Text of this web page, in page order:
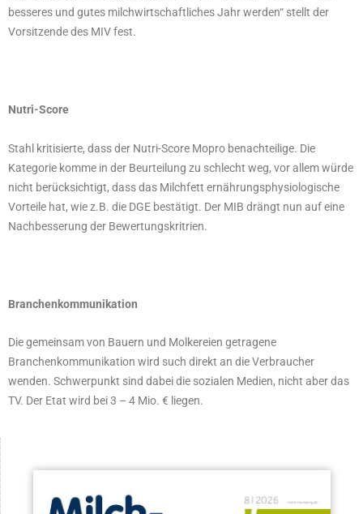
besseres und gutes milchwirtschaftliches Jahr werden“ stellt der
Vorsitzende des MIV fest.
Nutri-Score
Stahl kritisierte, dass der Nutri-Score Mopro benachteilige. Die
Kategorie komme in der Beurteilung zu schlecht weg, vor allem würde
nicht berücksichtigt, dass das Milchfett ernährungsphysiologische
Vorteile hat, wie z.B. die DGE bestätigt. Der MIB drängt nun auf eine
Nachbesserung der Bewertungskritrien.
Branchenkommunikation
Die gemeinsam von Bauern und Molkereien getragene
Branchenkommunikation wird such direkt an die Verbraucher
wenden. Schwerpunkt sind dabei die sozialen Medien, nicht aber das
TV. Der Etat wird bei 3 – 4 Mio. € liegen.